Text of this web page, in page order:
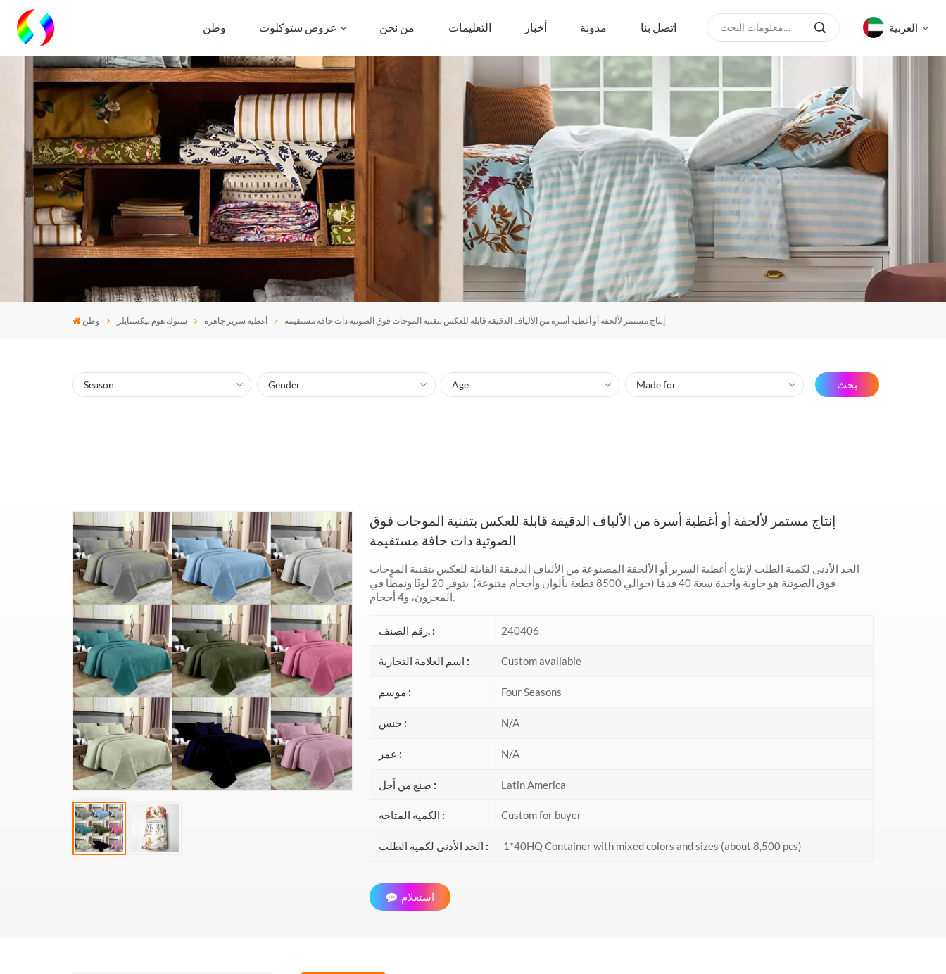
وطن عروض ستوكلوت من نحن التعليمات أخبار مدونة اتصل بنا العربية
English
русский
español
العربية
وطن ستوك هوم تيكستايلز أغطية سرير جاهزة إنتاج مستمر لألحفة أو أغطية أسرة من الألياف الدقيقة قابلة للعكس بتقنية الموجات فوق الصوتية ذات حافة مستقيمة
بحث
إنتاج مستمر لألحفة أو أغطية أسرة من الألياف الدقيقة قابلة للعكس بتقنية الموجات فوق
الصوتية ذات حافة مستقيمة
الحد الأدنى لكمية الطلب لإنتاج أغطية السرير أو الألحفة المصنوعة من الألياف الدقيقة القابلة للعكس بتقنية الموجات
فوق الصوتية هو حاوية واحدة سعة 40 قدمًا (حوالي 8500 قطعة بألوان وأحجام متنوعة). يتوفر 20 لونًا ونمطًا في
المخزون، و4 أحجام.
رقم الصنف. : 240406
اسم العلامة التجارية : Custom available
موسم : Four Seasons
جنس : N/A
عمر : N/A
صنع من أجل : Latin America
الكمية المتاحة : Custom for buyer
الحد الأدنى لكمية الطلب : 1*40HQ Container with mixed colors and sizes (about 8,500 pcs)
استعلام